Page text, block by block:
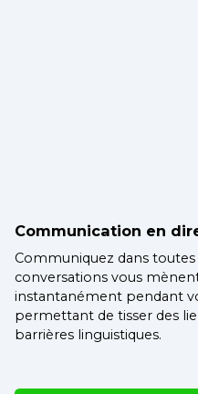
Communication en
Communiquez dans toutes
conversations vous
instantanément pendant
permettant de tisser des
barrières linguistiques.